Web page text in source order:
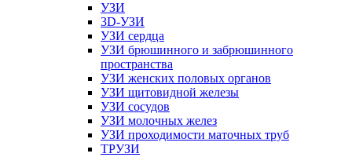
УЗИ
3D-УЗИ
УЗИ сердца
УЗИ брюшинного и забрюшинного
пространства
УЗИ женских половых органов
УЗИ щитовидной железы
УЗИ сосудов
УЗИ молочных желез
УЗИ проходимости маточных труб
ТРУЗИ